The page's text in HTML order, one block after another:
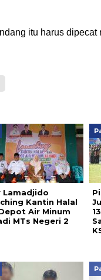
itu harus
Lamadjido
Kantin Halal
Air Minum
MTs Negeri 2